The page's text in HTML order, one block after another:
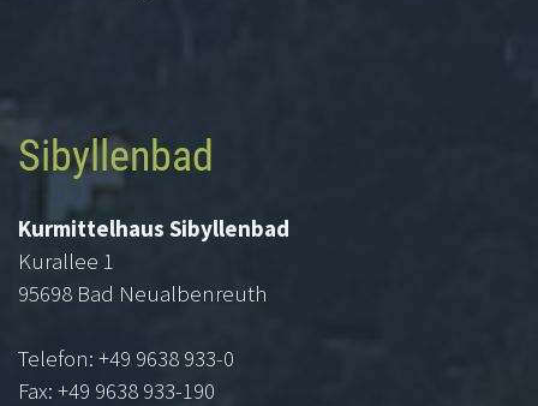
Sibyllenbad
Kurmittelhaus Sibyllenbad
Kurallee 1
95698 Bad Neualbenreuth
Telefon: +49 9638 933-0
Fax: +49 9638 933-190